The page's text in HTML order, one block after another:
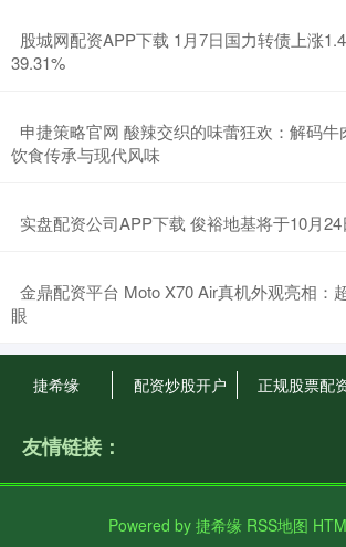
股城网配资APP下载 1月7日国力转债上涨
39.31%
申捷策略官网 酸辣交织的味蕾狂欢：解码
饮食传承与现代风味
实盘配资公司APP下载 俊裕地基将于10月
金鼎配资平台 Moto X70 Air真机外观亮相：
眼
捷希缘 配资炒股开户 正规股票配
友情链接：
Powered by 捷希缘 RSS地图